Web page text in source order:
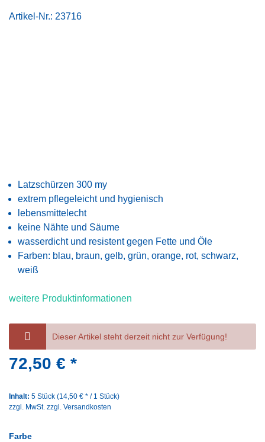
Artikel-Nr.: 23716
Latzschürzen 300 my
extrem pflegeleicht und hygienisch
lebensmittelecht
keine Nähte und Säume
wasserdicht und resistent gegen Fette und Öle
Farben: blau, braun, gelb, grün, orange, rot, schwarz,
weiß
weitere Produktinformationen
Dieser Artikel steht derzeit nicht zur Verfügung!
72,50 € *
Inhalt: 5 Stück (14,50 € * / 1 Stück)
zzgl. MwSt. zzgl. Versandkosten
Farbe